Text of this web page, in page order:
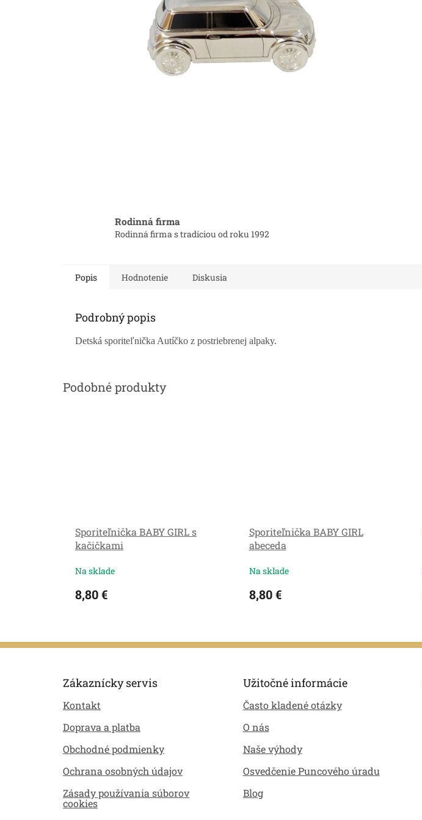
Rodinná firma
Rodinná firma s tradíciou od roku 1992
Popis Hodnotenie Diskusia
Podrobný popis
Detská sporiteľnička Autíčko z postriebrenej alpaky.
Sporiteľnička BABY GIRL s
kačičkami
Na sklade
8,80 €
Sporiteľnička BABY GIRL
abeceda
Na sklade
8,80 €
Zákaznícky servis
Kontakt
Doprava a platba
Obchodné podmienky
Ochrana osobných údajov
Zásady používania súborov
cookies
Užitočné informácie
Často kladené otázky
O nás
Naše výhody
Osvedčenie Puncového úradu
Blog